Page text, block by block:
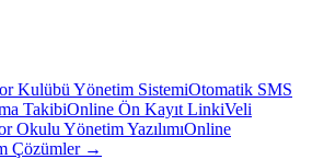
Kulübü Yönetim SistemiOtomatik SMS
TakibiOnline Ön Kayıt LinkiVeli
Okulu Yönetim YazılımıOnline
Çözümler →